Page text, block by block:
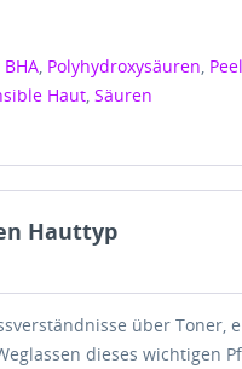
BHA, Polyhydroxysäuren,
Haut,Säuren
Hauttyp
über Toner,
dieses wichtigen